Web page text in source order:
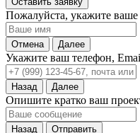
Пожалуйста, укажите ваше
Отмена Далее
Укажите ваш телефон,
Назад Далее
Опишите кратко ваш
Назад Отправить